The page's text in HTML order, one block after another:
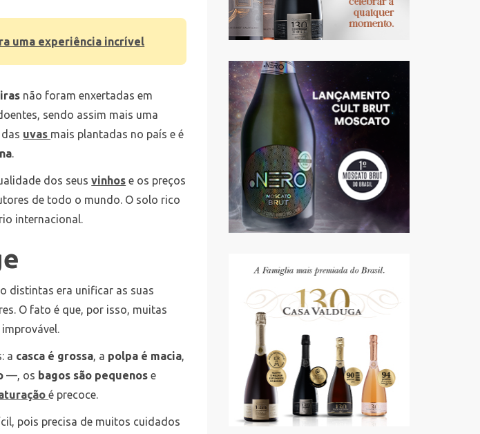
uma experiência incrível
não foram enxertadas em
sendo assim mais uma
uvas mais plantadas no país e é
.
dos seusvinhos e os preços
de todo o mundo. O solo rico
internacional.
distintas era unificar as suas
O fato é que, por isso, muitas
a casca é grossa, a polpa é macia,
—, os bagos são pequenos e
é precoce.
pois precisa de muitos cuidados